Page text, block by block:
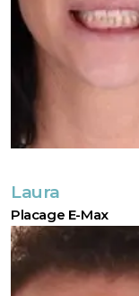
Laura
Placage E-Max